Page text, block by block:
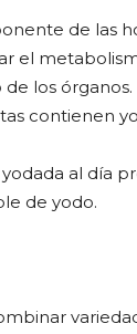
de las
el
los órganos.
contienen
al día
de yodo.